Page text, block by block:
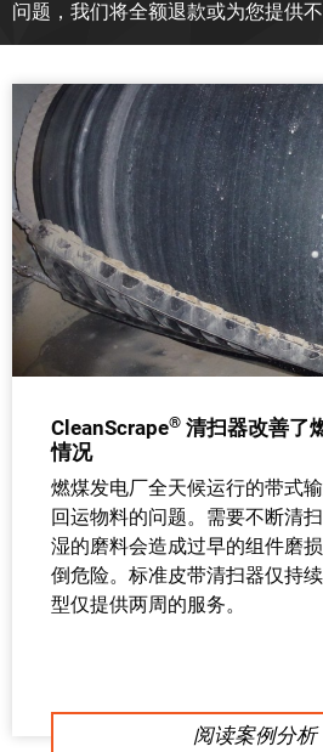
问题，我们将全额退款或为您提供
CleanScrape® 清扫器改善了
情况
燃煤发电厂全天候运行的带式
回运物料的问题。需要不断清
湿的磨料会造成过早的组件磨
倒危险。标准皮带清扫器仅持
型仅提供两周的服务。
阅读案例分析